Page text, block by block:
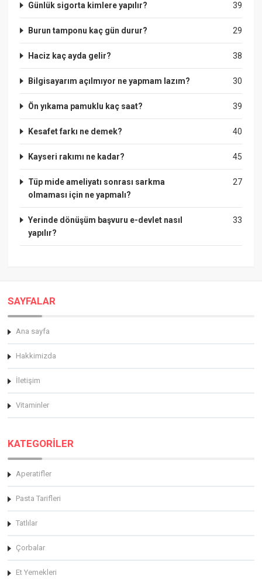
39
Günlük sigorta kimlere yapılır?
29
Burun tamponu kaç gün durur?
38
Haciz kaç ayda gelir?
30
Bilgisayarım açılmıyor ne yapmam lazım?
39
Ön yıkama pamuklu kaç saat?
40
Kesafet farkı ne demek?
45
Kayseri rakımı ne kadar?
27
Tüp mide ameliyatı sonrası sarkma
olmaması için ne yapmalı?
33
Yerinde dönüşüm başvuru e-devlet nasıl
yapılır?
SAYFALAR
Ana sayfa
Hakkimizda
İletişim
Vitaminler
KATEGORİLER
Aperatifler
Pasta Tarifleri
Tatlılar
Çorbalar
Et Yemekleri